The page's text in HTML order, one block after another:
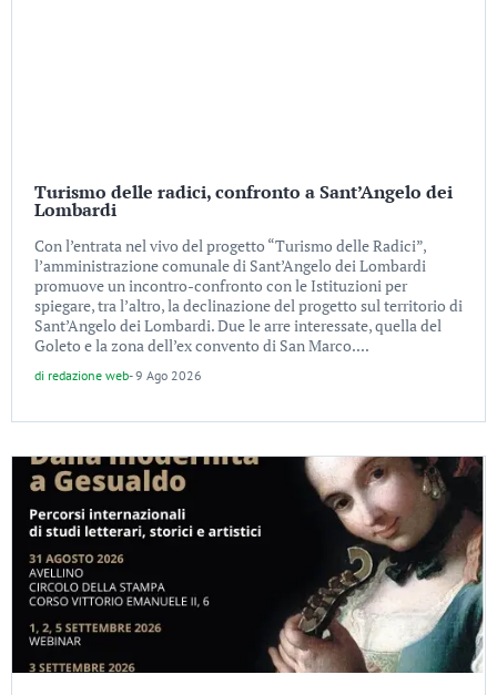
Turismo delle radici, confronto a Sant’Angelo dei
Lombardi
Con l’entrata nel vivo del progetto “Turismo delle Radici”,
l’amministrazione comunale di Sant’Angelo dei Lombardi
promuove un incontro-confronto con le Istituzioni per
spiegare, tra l’altro, la declinazione del progetto sul territorio di
Sant’Angelo dei Lombardi. Due le arre interessate, quella del
Goleto e la zona dell’ex convento di San Marco....
di redazione web-9 Ago 2026